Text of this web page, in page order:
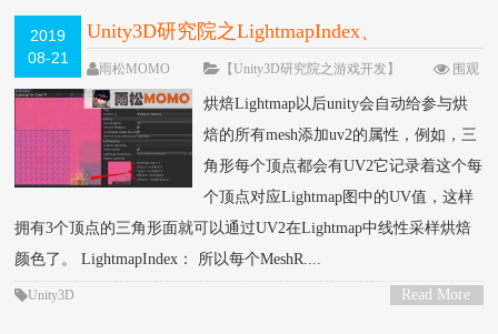
2019
08-21
Unity3D研究院之LightmapIndex、
LightmapScaleOffset、UV2的关系（一百零
六）
雨松MOMO 【Unity3D研究院之游戏开发】
围观
12449次
一条评论
烘焙Lightmap以后unity会自动给参与烘
焙的所有mesh添加uv2的属性，例如，三
角形每个顶点都会有UV2它记录着这个每
个顶点对应Lightmap图中的UV值，这样
拥有3个顶点的三角形面就可以通过UV2在Lightmap中线性采样烘焙
颜色了。 LightmapIndex： 所以每个MeshR....
Read More
Unity3D